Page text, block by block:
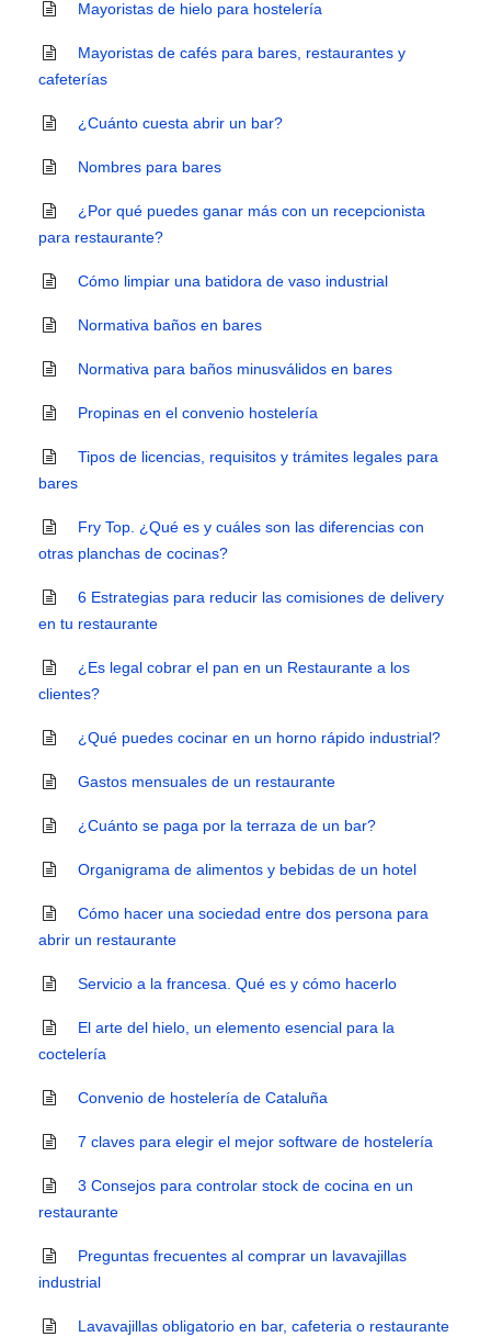
Mayoristas de hielo para hostelería
Mayoristas de cafés para bares, restaurantes y
cafeterías
¿Cuánto cuesta abrir un bar?
Nombres para bares
¿Por qué puedes ganar más con un recepcionista
para restaurante?
Cómo limpiar una batidora de vaso industrial
Normativa baños en bares
Normativa para baños minusválidos en bares
Propinas en el convenio hostelería
Tipos de licencias, requisitos y trámites legales para
bares
Fry Top. ¿Qué es y cuáles son las diferencias con
otras planchas de cocinas?
6 Estrategias para reducir las comisiones de delivery
en tu restaurante
¿Es legal cobrar el pan en un Restaurante a los
clientes?
¿Qué puedes cocinar en un horno rápido industrial?
Gastos mensuales de un restaurante
¿Cuánto se paga por la terraza de un bar?
Organigrama de alimentos y bebidas de un hotel
Cómo hacer una sociedad entre dos persona para
abrir un restaurante
Servicio a la francesa. Qué es y cómo hacerlo
El arte del hielo, un elemento esencial para la
coctelería
Convenio de hostelería de Cataluña
7 claves para elegir el mejor software de hostelería
3 Consejos para controlar stock de cocina en un
restaurante
Preguntas frecuentes al comprar un lavavajillas
industrial
Lavavajillas obligatorio en bar, cafeteria o restaurante